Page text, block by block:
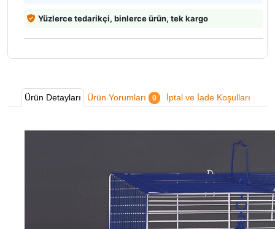
Yüzlerce tedarikçi, binlerce ürün, tek kargo
Ürün Detayları Ürün Yorumları 0 İptal ve İade Koşulları